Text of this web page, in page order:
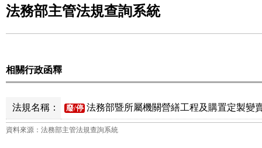
法務部主管法規查詢系統
相關行政函釋
法規名稱： 廢/停 法務部暨所屬機關營繕工程及購置定製變
資料來源：法務部主管法規查詢系統